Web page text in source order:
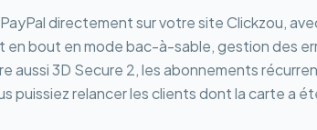
directement sur votre site Clickzou,
bout en mode bac-à-sable, gestion des
3D Secure 2, les abonnements
puissiez relancer les clients dont la carte a